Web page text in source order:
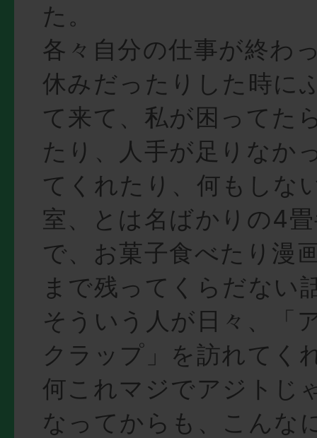
た。
各々自分の仕事が終わ
休みだったりした時に
て来て、私が困ってた
たり、人手が足りなか
てくれたり、何もしな
室、とは名ばかりの4
で、お菓子食べたり漫
まで残ってくらだない
そういう人が日々、「
クラップ」を訪れてく
何これマジでアジトじ
なってからも、こんな